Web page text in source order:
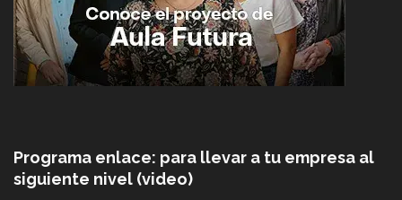
Programa enlace: para llevar a tu empresa al
siguiente nivel (video)